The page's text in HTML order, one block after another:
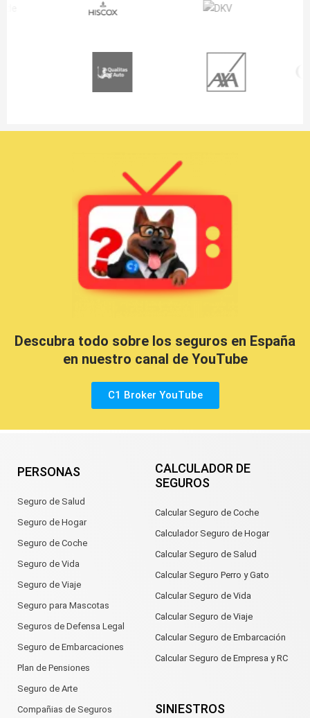
Descubra todo sobre los seguros en España
en nuestro canal de YouTube
C1 Broker YouTube
PERSONAS
Seguro de Salud
Seguro de Hogar
Seguro de Coche
Seguro de Vida
Seguro de Viaje
Seguro para Mascotas
Seguros de Defensa Legal
Seguro de Embarcaciones
Plan de Pensiones
Seguro de Arte
Compañias de Seguros
CALCULADOR DE
SEGUROS
Calcular Seguro de Coche
Calculador Seguro de Hogar
Calcular Seguro de Salud
Calcular Seguro Perro y Gato
Calcular Seguro de Vida
Calcular Seguro de Viaje
Calcular Seguro de Embarcación
Calcular Seguro de Empresa y RC
SINIESTROS